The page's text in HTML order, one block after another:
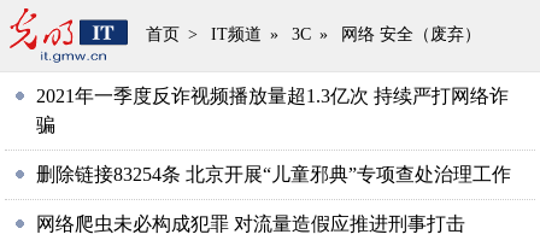
首页 > IT频道 » 3C » 网络 安全（废弃）
2021年一季度反诈视频播放量超1.3亿次 持续严打网络诈
骗
删除链接83254条 北京开展“儿童邪典”专项查处治理工作
网络爬虫未必构成犯罪 对流量造假应推进刑事打击